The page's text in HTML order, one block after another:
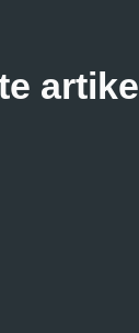
artikel